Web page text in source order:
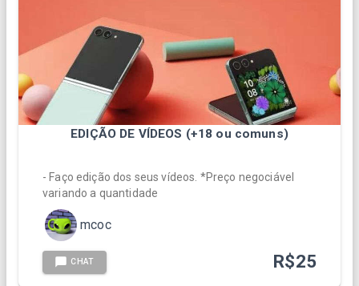
EDIÇÃO DE VÍDEOS (+18 ou comuns)
- Faço edição dos seus vídeos. *Preço negociável
variando a quantidade
mcoc
CHAT R$25